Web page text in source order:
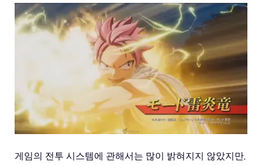
게임의 전투 시스템에 관해서는 많이 밝혀지지 않았지만,